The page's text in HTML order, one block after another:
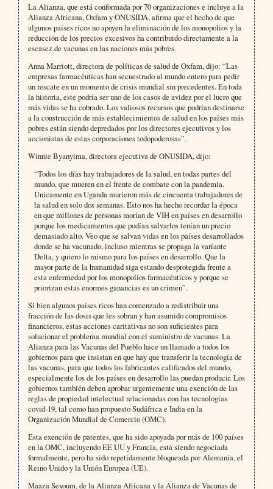
La Alianza, que está conformada por 70 organizaciones e incluye a la
Alianza Africana, Oxfam y ONUSIDA, afirma que el hecho de que
algunos países ricos no apoyen la eliminación de los monopolios y la
reducción de los precios excesivos ha contribuido directamente a la
escasez de vacunas en las naciones más pobres.
Anna Marriott, directora de políticas de salud de Oxfam, dijo: “Las
empresas farmacéuticas han secuestrado al mundo entero para pedir
un rescate en un momento de crisis mundial sin precedentes. En toda
la historia, este podría ser uno de los casos de avidez por el lucro que
más vidas se ha cobrado. Los valiosos recursos que podrían destinarse
a la construcción de más establecimientos de salud en los países más
pobres están siendo depredados por los directores ejecutivos y los
accionistas de estas corporaciones todopoderosas”.
Winnie Byanyima, directora ejecutiva de ONUSIDA, dijo:
“Todos los días hay trabajadores de la salud, en todas partes del
mundo, que mueren en el frente de combate con la pandemia.
Únicamente en Uganda murieron más de cincuenta trabajadores de
la salud en solo dos semanas. Esto nos ha hecho recordar la época
en que millones de personas morían de VIH en países en desarrollo
porque los medicamentos que podían salvarlos tenían un precio
demasiado alto. Veo que se salvan vidas en los países desarrollados
donde se ha vacunado, incluso mientras se propaga la variante
Delta, y quiero lo mismo para los países en desarrollo. Que la
mayor parte de la humanidad siga estando desprotegida frente a
esta enfermedad por los monopolios farmacéuticos y porque se
priorizan estas enormes ganancias es un crimen”.
Si bien algunos países ricos han comenzado a redistribuir una
fracción de las dosis que les sobran y han asumido compromisos
financieros, estas acciones caritativas no son suficientes para
solucionar el problema mundial con el suministro de vacunas. La
Alianza para las Vacunas del Pueblo hace un llamado a todos los
gobiernos para que insistan en que hay que transferir la tecnología de
las vacunas, para que todos los fabricantes calificados del mundo,
especialmente los de los países en desarrollo las puedan producir. Los
gobiernos también deben aprobar urgentemente una exención de las
reglas de propiedad intelectual relacionadas con las tecnologías
covid-19, tal como han propuesto Sudáfrica e India en la
Organización Mundial de Comercio (OMC).
Esta exención de patentes, que ha sido apoyada por más de 100 países
en la OMC, incluyendo EE UU y Francia, está siendo negociada
formalmente, pero ha sido repetidamente bloqueada por Alemania, el
Reino Unido y la Unión Europea (UE).
Maaza Seyoum, de la Alianza Africana y la Alianza de Vacunas de